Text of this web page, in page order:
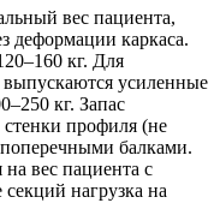
вес пациента,
деформации каркаса.
кг. Для
выпускаются усиленные
кг. Запас
профиля (не
балками.
вес пациента с
нагрузка на